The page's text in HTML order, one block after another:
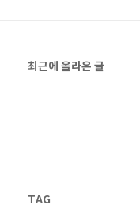
최근에 올라온 글
TAG